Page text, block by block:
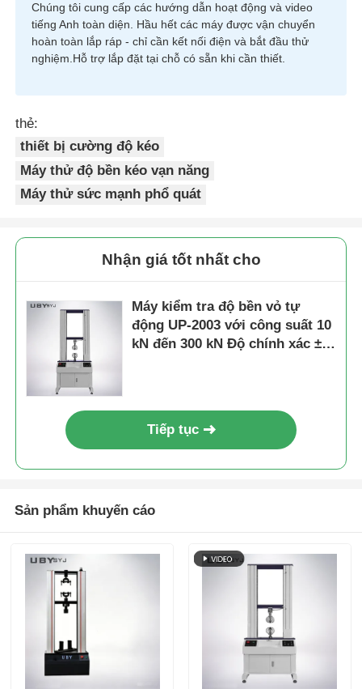
Chúng tôi cung cấp các hướng dẫn hoạt động và video
tiếng Anh toàn diện. Hầu hết các máy được vận chuyển
hoàn toàn lắp ráp - chỉ cần kết nối điện và bắt đầu thử
nghiệm.Hỗ trợ lắp đặt tại chỗ có sẵn khi cần thiết.
thẻ:
thiết bị cường độ kéo
Máy thử độ bền kéo vạn năng
Máy thử sức mạnh phổ quát
Nhận giá tốt nhất cho
Máy kiểm tra độ bền vỏ tự
động UP-2003 với công suất 10
kN đến 300 kN Độ chính xác ±
Tiếp tục
Sản phẩm khuyến cáo